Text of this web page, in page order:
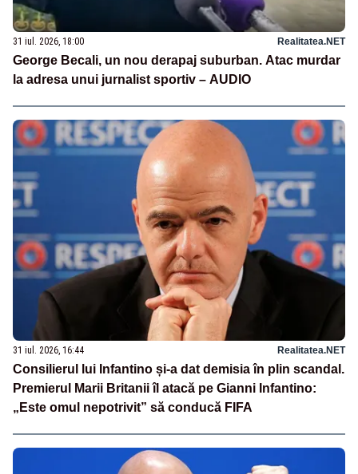
31 iul. 2026, 18:00 Realitatea.NET
George Becali, un nou derapaj suburban. Atac murdar
la adresa unui jurnalist sportiv – AUDIO
31 iul. 2026, 16:44 Realitatea.NET
Consilierul lui Infantino și-a dat demisia în plin scandal.
Premierul Marii Britanii îl atacă pe Gianni Infantino:
„Este omul nepotrivit” să conducă FIFA